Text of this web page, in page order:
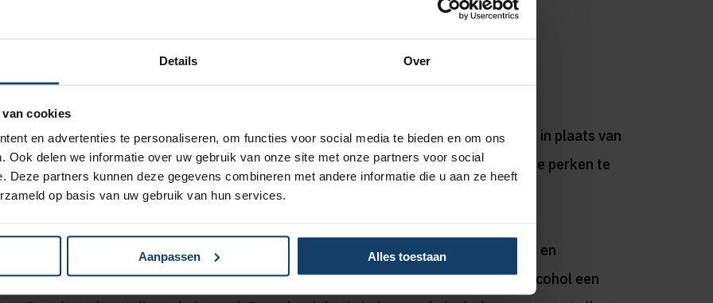
Details Over
cookies
en advertenties te personaliseren, om functies voor social media te bieden en om ons
Ook delen we informatie over uw gebruik van onze site met onze partners voor social
Deze partners kunnen deze gegevens combineren met andere informatie die u aan ze heeft
op basis van uw gebruik van hun services.
Aanpassen Alles toestaan
verzorg je lichaam
om goed voor je lichaam te blijven zorgen.
lichaam de tijd om even op te warmen! Loop met je ski’s onder je arm naar de lift in plaats van
en armzwaaien. En rek na afloop om spierpijn de volgende ochtend binnen de perken te
droogt je sneller uit dan je denkt, en een vochttekort zorgt voor vermoeidheid en
ja, voor veel mensen hoort bier en glühwein bij de wintersport. Maar weet dat alcohol een